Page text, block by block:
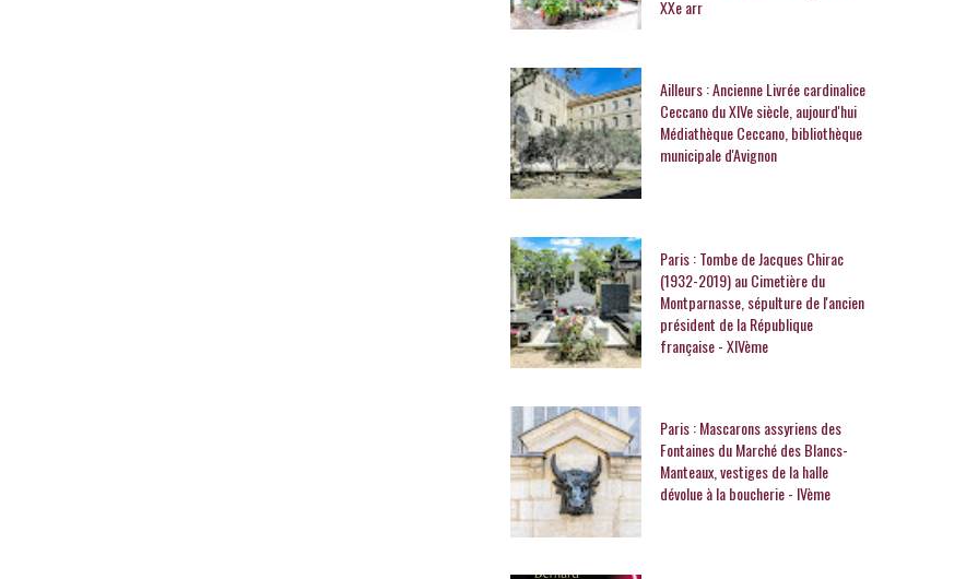
XXe arr
Ailleurs : Ancienne Livrée cardinalice
Ceccano du XIVe siècle, aujourd'hui
Médiathèque Ceccano, bibliothèque
municipale d'Avignon
Paris : Tombe de Jacques Chirac
(1932-2019) au Cimetière du
Montparnasse, sépulture de l'ancien
président de la République
française - XIVème
Paris : Mascarons assyriens des
Fontaines du Marché des Blancs-
Manteaux, vestiges de la halle
dévolue à la boucherie - IVème